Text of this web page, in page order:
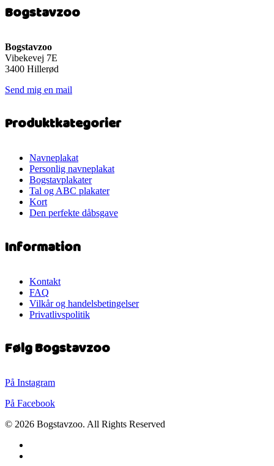
Bogstavzoo
Bogstavzoo
Vibekevej 7E
3400 Hillerød
Send mig en mail
Produktkategorier
Navneplakat
Personlig navneplakat
Bogstavplakater
Tal og ABC plakater
Kort
Den perfekte dåbsgave
Information
Kontakt
FAQ
Vilkår og handelsbetingelser
Privatlivspolitik
Følg Bogstavzoo
På Instagram
På Facebook
© 2026 Bogstavzoo. All Rights Reserved